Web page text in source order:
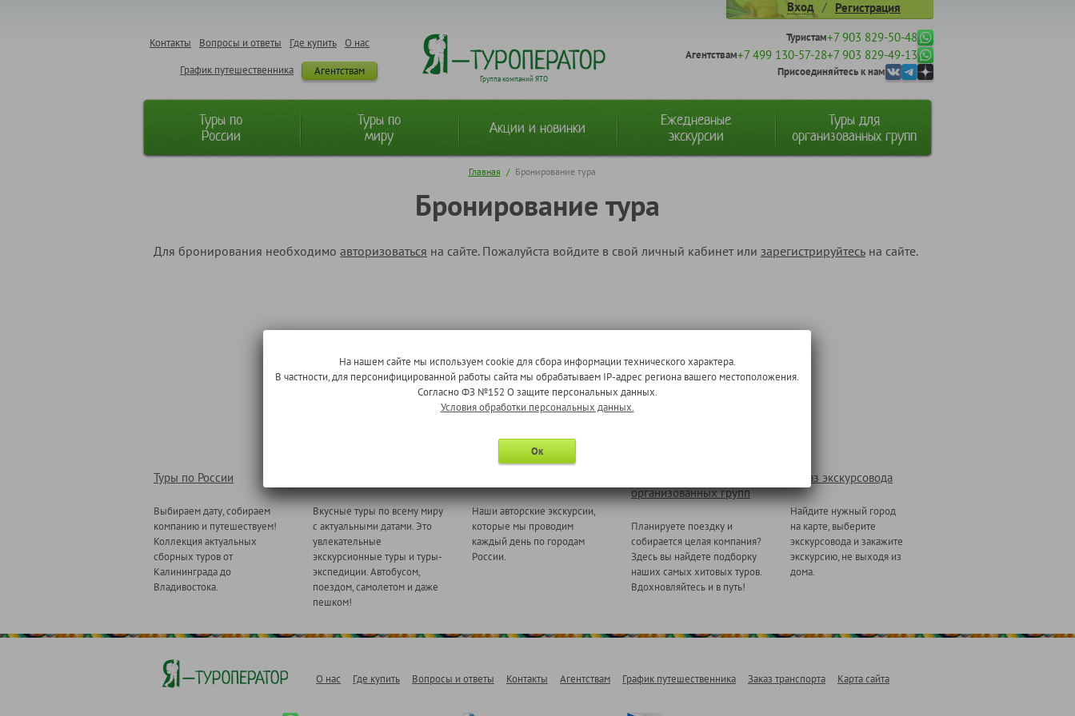
Вход / Регистрация
О нас
Где купить
Вопросы и ответы
Контакты
Агентствам
График путешественника
Группа компаний ЯТО
Туристам+7 903 829-50-48
Агентствам+7 499 130-57-28+7 903 829-49-13
Присоединяйтесь к нам
Туры по
России
Туры по
миру
Акции и новинки
Ежедневные
экскурсии
Туры для
организованных групп
Главная / Бронирование тура
Бронирование тура
Для бронирования необходимо авторизоваться на сайте. Пожалуйста войдите в свой личный кабинет или зарегистрируйтесь на сайте.
Туры по России
Выбираем дату, собираем
компанию и путешествуем!
Коллекция актуальных
сборных туров от
Калининграда до
Владивостока.
Вкусные туры по всему миру
с актуальными датами. Это
увлекательные
экскурсионные туры и туры-
экспедиции. Автобусом,
поездом, самолетом и даже
пешком!
Наши авторские экскурсии,
которые мы проводим
каждый день по городам
России.
организованных групп
Планируете поездку и
собирается целая компания?
Здесь вы найдете подборку
наших самых хитовых туров.
Вдохновляйтесь и в путь!
Заказ экскурсовода
Найдите нужный город
на карте, выберите
экскурсовода и закажите
экскурсию, не выходя из
дома.
О нас Где купить Вопросы и ответы Контакты Агентствам График путешественника Заказ транспорта Карта сайта
На нашем сайте мы используем cookie для сбора информации технического характера.
В частности, для персонифицированной работы сайта мы обрабатываем IP-адрес региона вашего местоположения.
Согласно ФЗ №152 О защите персональных данных.
Условия обработки персональных данных.
Ок